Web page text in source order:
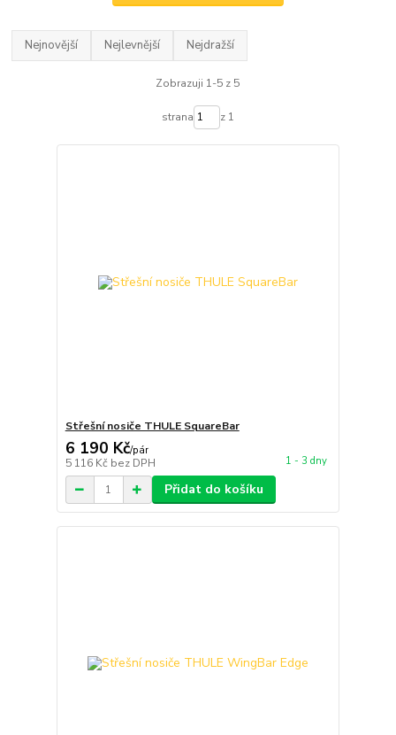
Nejnovější Nejlevnější Nejdražší
Zobrazuji 1-5 z 5
strana z 1
Střešní nosiče THULE SquareBar
6 190 Kč/pár
5 116 Kč bez DPH 1 - 3 dny
Přidat do košíku